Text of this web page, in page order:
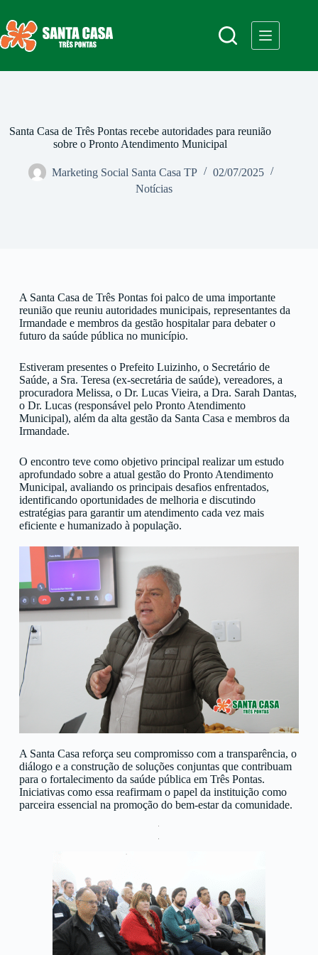
Santa Casa de Três Pontas recebe autoridades para reunião
sobre o Pronto Atendimento Municipal
Marketing Social Santa Casa TP
02/07/2025
Notícias
A Santa Casa de Três Pontas foi palco de uma importante
reunião que reuniu autoridades municipais, representantes da
Irmandade e membros da gestão hospitalar para debater o
futuro da saúde pública no município.
Estiveram presentes o Prefeito Luizinho, o Secretário de
Saúde, a Sra. Teresa (ex-secretária de saúde), vereadores, a
procuradora Melissa, o Dr. Lucas Vieira, a Dra. Sarah Dantas,
o Dr. Lucas (responsável pelo Pronto Atendimento
Municipal), além da alta gestão da Santa Casa e membros da
Irmandade.
O encontro teve como objetivo principal realizar um estudo
aprofundado sobre a atual gestão do Pronto Atendimento
Municipal, avaliando os principais desafios enfrentados,
identificando oportunidades de melhoria e discutindo
estratégias para garantir um atendimento cada vez mais
eficiente e humanizado à população.
A Santa Casa reforça seu compromisso com a transparência, o
diálogo e a construção de soluções conjuntas que contribuam
para o fortalecimento da saúde pública em Três Pontas.
Iniciativas como essa reafirmam o papel da instituição como
parceira essencial na promoção do bem-estar da comunidade.